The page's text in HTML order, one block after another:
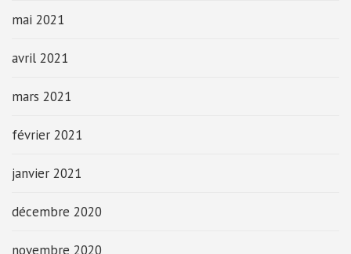
mai 2021
avril 2021
mars 2021
février 2021
janvier 2021
décembre 2020
novembre 2020